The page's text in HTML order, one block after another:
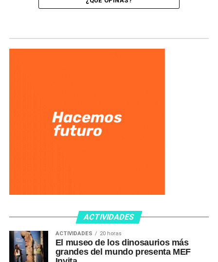
ACTIVIDADES
ACTIVIDADES 20 horas
El museo de los dinosaurios más
grandes del mundo presenta MEF